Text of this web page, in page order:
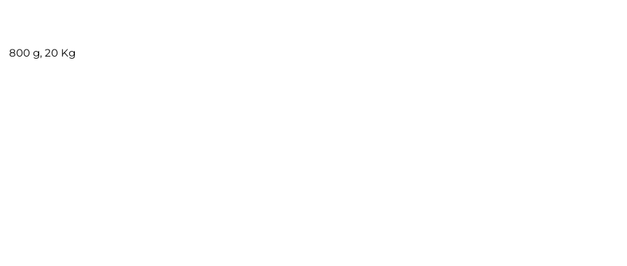
800 g, 20 Kg